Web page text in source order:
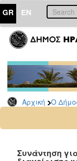
GR EN
Αρχική Ο
ΔΗΜΟΣ
Δελτία
Τύπου
Αρχείο
2026
2024
Συνάντηση